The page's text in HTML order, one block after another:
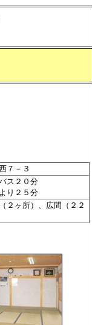
７－３
ス２０分
り２５分
２ヶ所）、広間（２２